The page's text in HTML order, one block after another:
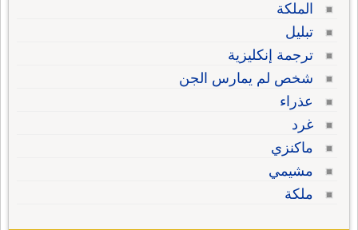
الملكة
تبليل
ترجمة إنكليزية
شخص لم يمارس الجن
عذراء
غرد
ماكنزي
مشيمي
ملكة